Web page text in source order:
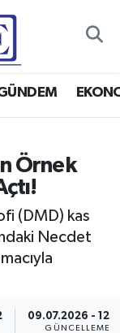
Örnek
(DMD) kas
Necdet
09.07.2026 -
GÜNCELLEME